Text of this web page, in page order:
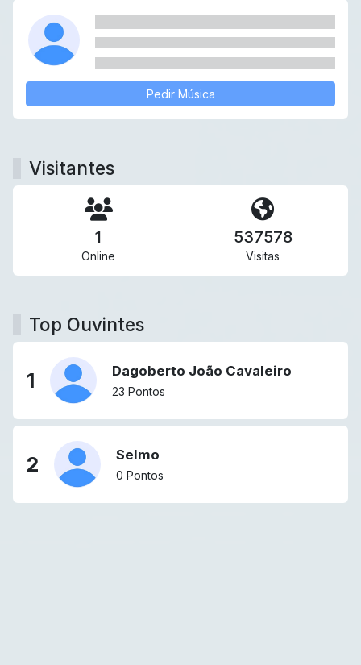
Pedir Música
Visitantes
1
Online
537578
Visitas
Top Ouvintes
1 Dagoberto João Cavaleiro
23 Pontos
2 Selmo
0 Pontos